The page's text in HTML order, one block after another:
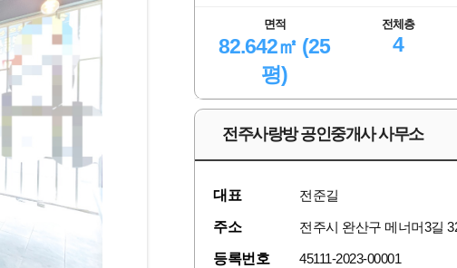
면적
82.642㎡ (25
평)
전체층
4
전주사랑방 공인중개사 사무소
대표 전준길
주소 전주시 완산구 메너머3길
등록번호 45111-2023-00001